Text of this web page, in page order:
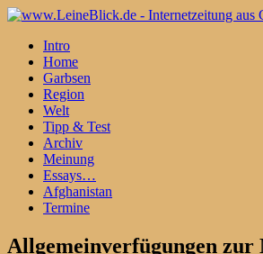
Intro
Home
Garbsen
Region
Welt
Tipp & Test
Archiv
Meinung
Essays…
Afghanistan
Termine
Allgemeinverfügungen